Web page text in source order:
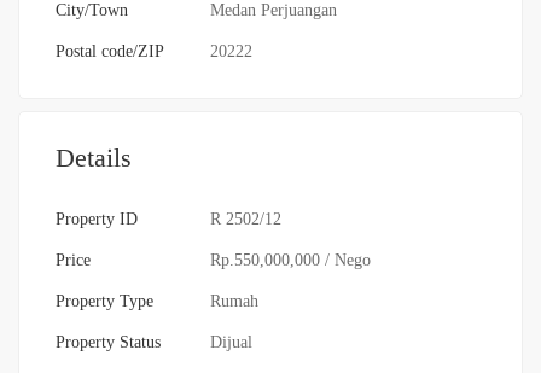
City/Town Medan Perjuangan
Postal code/ZIP 20222
Details
Property ID R 2502/12
Price Rp.550,000,000 / Nego
Property Type Rumah
Property Status Dijual